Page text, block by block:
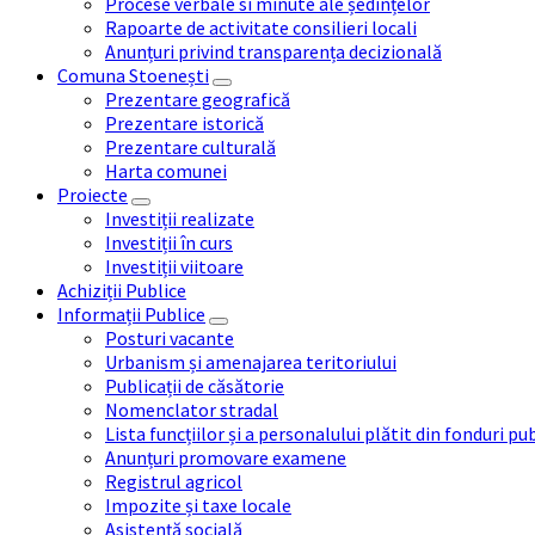
Rapoarte de activitate consilieri locali
Anunțuri privind transparența decizională
Comuna Stoenești
Prezentare geografică
Prezentare istorică
Prezentare culturală
Harta comunei
Proiecte
Investiții realizate
Investiții în curs
Investiții viitoare
Achiziții Publice
Informații Publice
Posturi vacante
Urbanism și amenajarea teritoriului
Publicații de căsătorie
Nomenclator stradal
Lista funcțiilor și a personalului plătit din fonduri
Anunțuri promovare examene
Registrul agricol
Impozite și taxe locale
Asistență socială